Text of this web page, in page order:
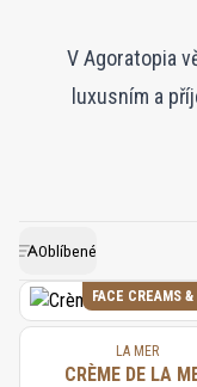
V Agoratopia
luxusním a
objevíte
výjimečný pocit
detoxikační
hýčkání své
vzhledu.
Oblíbené
FACE CREAMS
LA MER
CRÈME DE LA